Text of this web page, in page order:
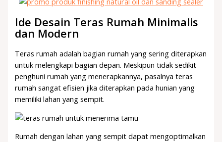
Ide Desain Teras Rumah Minimalis
dan Modern
Teras rumah adalah bagian rumah yang sering diterapkan
untuk melengkapi bagian depan. Meskipun tidak sedikit
penghuni rumah yang menerapkannya, pasalnya teras
rumah sangat efisien jika diterapkan pada hunian yang
memiliki lahan yang sempit.
Rumah dengan lahan yang sempit dapat mengoptimalkan